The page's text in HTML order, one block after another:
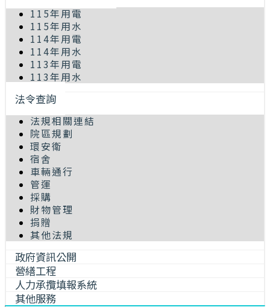
115年用電
115年用水
114年用電
114年用水
113年用電
113年用水
法令查詢
法規相關連結
院區規劃
環安衛
宿舍
車輛通行
管運
採購
財物管理
捐贈
其他法規
政府資訊公開
營繕工程
人力承攬填報系統
其他服務